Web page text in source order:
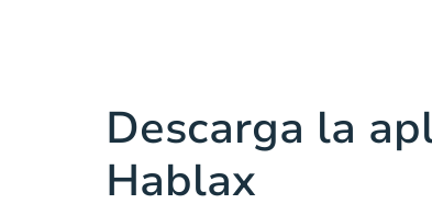
Descarga la
Hablax